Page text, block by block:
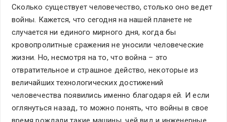
Сколько существует человечество, столько оно ведет
войны. Кажется, что сегодня на нашей планете не
случается ни единого мирного дня, когда бы
кровопролитные сражения не уносили человеческие
жизни. Но, несмотря на то, что война – это
отвратительное и страшное действо, некоторые из
величайших технологических достижений
человечества появились именно благодаря ей. И если
оглянуться назад, то можно понять, что войны в свое